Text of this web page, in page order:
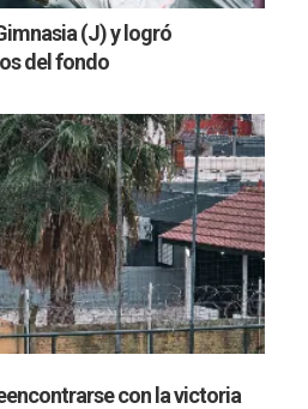
(J) y logró
del fondo
con la victoria